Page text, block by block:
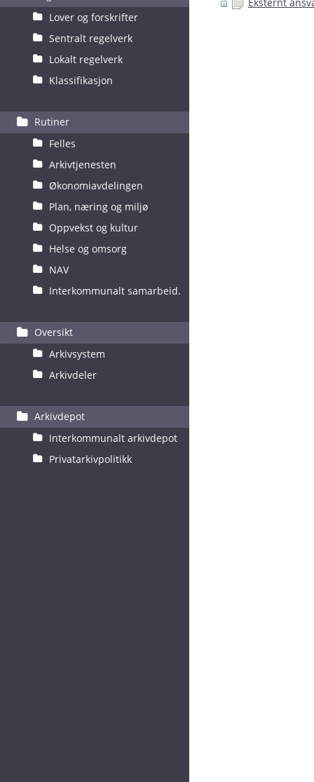
Lover og forskrifter
Sentralt regelverk
Lokalt regelverk
Klassifikasjon
Rutiner
Felles
Arkivtjenesten
Økonomiavdelingen
Plan, næring og miljø
Oppvekst og kultur
Helse og omsorg
NAV
Interkommunalt samarbeid.
Oversikt
Arkivsystem
Arkivdeler
Arkivdepot
Interkommunalt arkivdepot
Privatarkivpolitikk